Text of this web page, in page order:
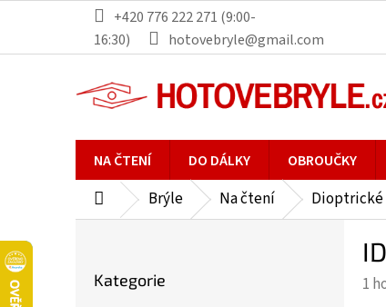
obsah
+420 776 222 271 (9:00-
16:30)
hotovebryle@gmail.com
NA ČTENÍ DO DÁLKY OBROUČKY
DomůBrýle Na čtení Dioptrické
kategorie
Kategorie 1